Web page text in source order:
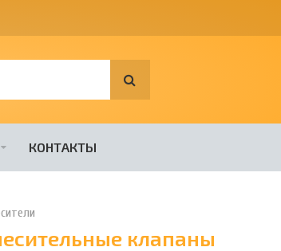
КОНТАКТЫ
клапаны